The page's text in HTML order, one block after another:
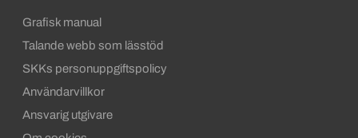
Sekundära sidfotslänkar
Grafisk manual
Talande webb som lässtöd
SKKs personuppgiftspolicy
Användarvillkor
Ansvarig utgivare